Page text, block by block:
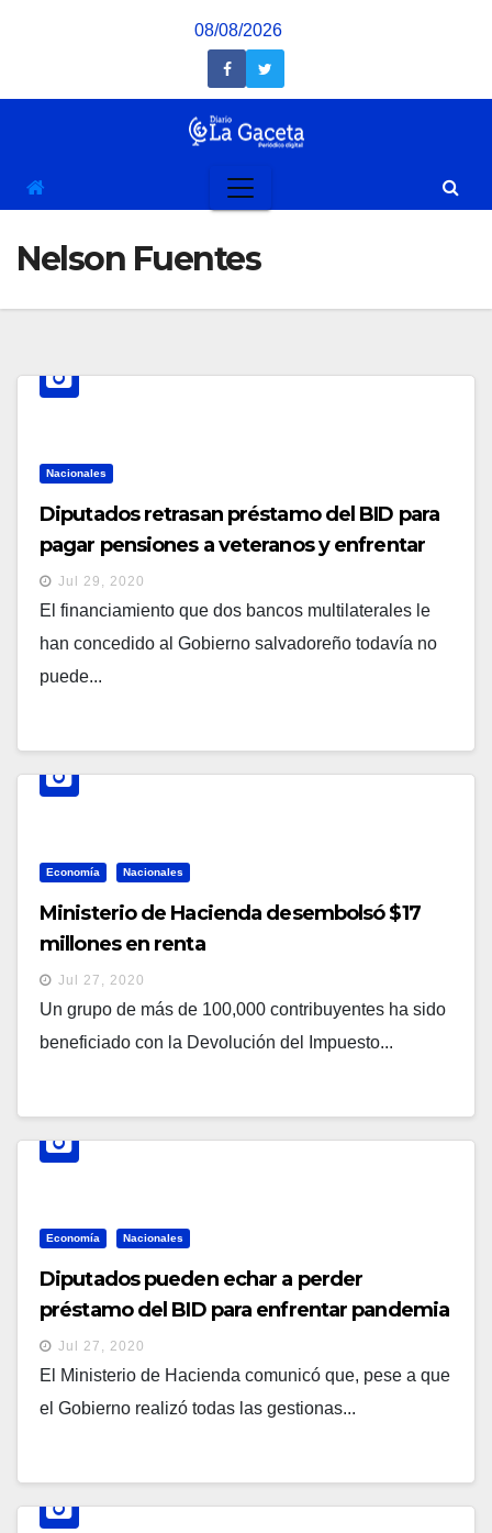
08/08/2026
Nelson Fuentes
Nacionales
Diputados retrasan préstamo del BID para
pagar pensiones a veteranos y enfrentar
pandemia
Jul 29, 2020
El financiamiento que dos bancos multilaterales le
han concedido al Gobierno salvadoreño todavía no
puede...
Economía Nacionales
Ministerio de Hacienda desembolsó $17
millones en renta
Jul 27, 2020
Un grupo de más de 100,000 contribuyentes ha sido
beneficiado con la Devolución del Impuesto...
Economía Nacionales
Diputados pueden echar a perder
préstamo del BID para enfrentar pandemia
de coronavirus
Jul 27, 2020
El Ministerio de Hacienda comunicó que, pese a que
el Gobierno realizó todas las gestionas...